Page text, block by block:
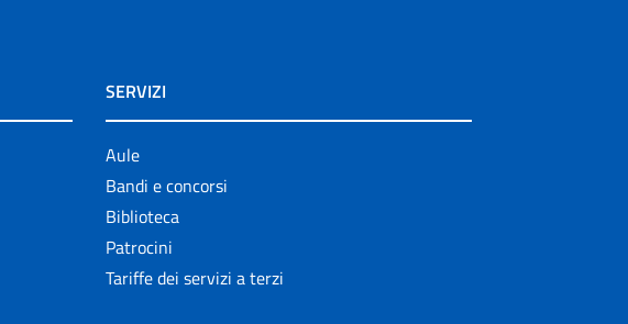
SERVIZI
Aule
Bandi e concorsi
Biblioteca
Patrocini
Tariffe dei servizi a terzi